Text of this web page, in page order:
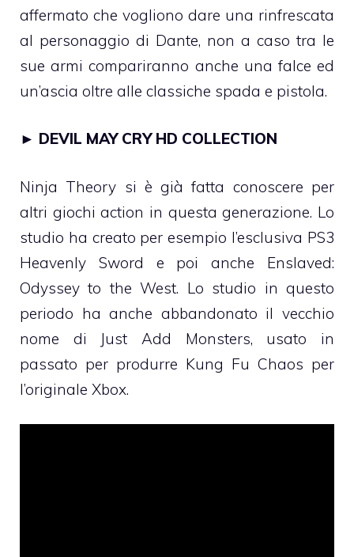
affermato che vogliono dare una rinfrescata
al personaggio di Dante, non a caso tra le
sue armi compariranno anche una falce ed
un’ascia oltre alle classiche spada e pistola.
► DEVIL MAY CRY HD COLLECTION
Ninja Theory si è già fatta conoscere per
altri giochi action in questa generazione. Lo
studio ha creato per esempio l’esclusiva PS3
Heavenly Sword e poi anche Enslaved:
Odyssey to the West. Lo studio in questo
periodo ha anche abbandonato il vecchio
nome di Just Add Monsters, usato in
passato per produrre Kung Fu Chaos per
l’originale Xbox.